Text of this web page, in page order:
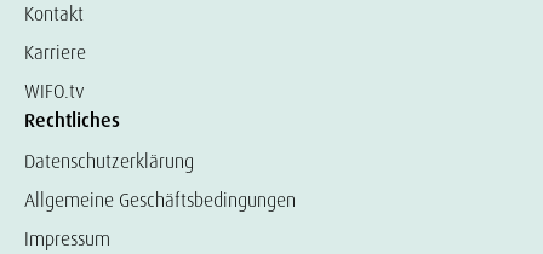
Kontakt
Karriere
WIFO.tv
Rechtliches
Datenschutzerklärung
Allgemeine Geschäftsbedingungen
Impressum